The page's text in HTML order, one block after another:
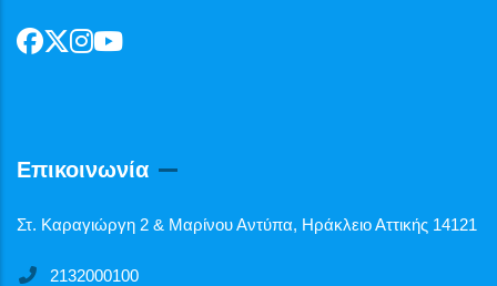
Επικοινωνία
Στ. Καραγιώργη 2 & Μαρίνου Αντύπα, Ηράκλειο Αττικής 14121
2132000100